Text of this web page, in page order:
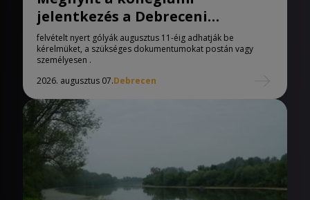
jelentkezés a Debreceni
Egyetemen
felvételt nyert gólyák augusztus 11-éig adhatják be
kérelmüket, a szükséges dokumentumokat postán vagy
személyesen .
2026. augusztus 07.Debrecen